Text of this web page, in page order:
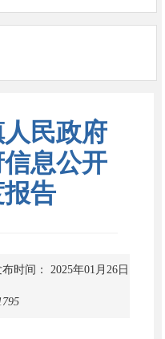
民政府
息公开
告
布时间： 2025年01月26日